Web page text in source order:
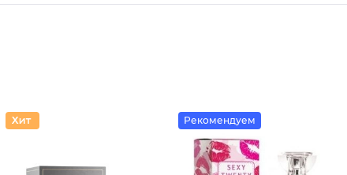
Рекомендуем